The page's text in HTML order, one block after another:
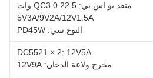
منفذ يو اس بي: QC3.0 22.5 وات
5V3A/9V2A/12V1.5A
النوع سي: PD45W
DC5521 × 2: 12V5A
مخرج ولاعة الدخان: 12V9A